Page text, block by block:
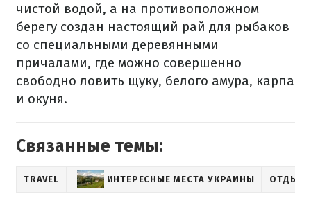
чистой водой, а на противоположном
берегу создан настоящий рай для рыбаков
со специальными деревянными
причалами, где можно совершенно
свободно ловить щуку, белого амура, карпа
и окуня.
Связанные темы:
TRAVEL ИНТЕРЕСНЫЕ МЕСТА УКРАИНЫ ОТДЫХ